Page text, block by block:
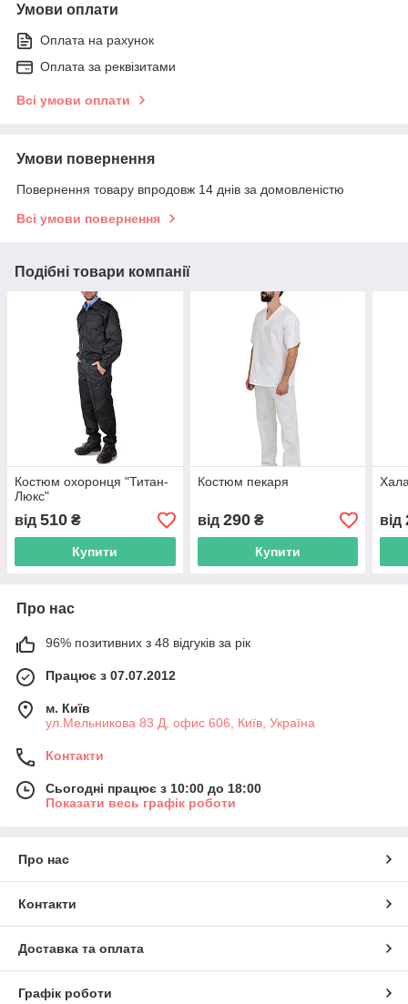
Умови оплати
Оплата на рахунок
Оплата за реквізитами
Всі умови оплати
Умови повернення
Повернення товару впродовж 14 днів за домовленістю
Всі умови повернення
Подібні товари компанії
Костюм охоронця "Титан-
Люкс"
від 510 ₴
Купити
Костюм пекаря
від 290₴
Купити
від
Про нас
96% позитивних з 48 відгуків за рік
Працює з 07.07.2012
м. Київ
ул.Мельникова 83 Д, офис 606, Київ, Україна
Контакти
Сьогодні працює з 10:00 до 18:00
Показати весь графік роботи
Про нас
Контакти
Доставка та оплата
Графік роботи